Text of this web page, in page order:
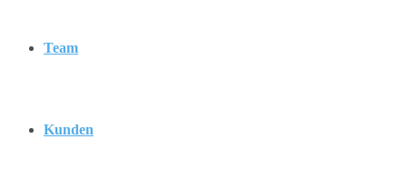
Team
Kunden